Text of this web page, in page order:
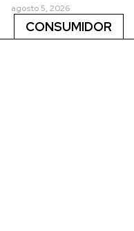
agosto 5, 2026
CONSUMIDOR